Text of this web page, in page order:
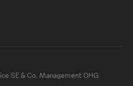
SE & Co. Management OHG